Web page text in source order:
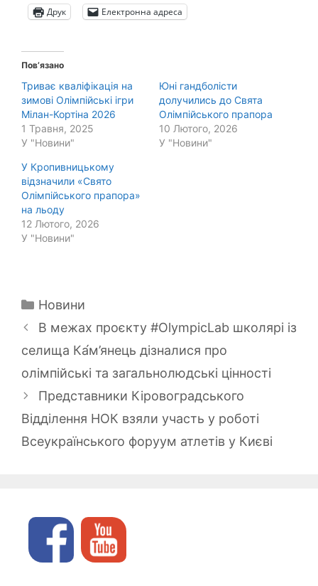
Друк Електронна адреса
Пов’язано
Триває кваліфікація на
зимові Олімпійські ігри
Мілан-Кортіна 2026
1 Травня, 2025
У "Новини"
Юні гандболісти
долучились до Свята
Олімпійського прапора
10 Лютого, 2026
У "Новини"
У Кропивницькому
відзначили «Свято
Олімпійського прапора»
на льоду
12 Лютого, 2026
У "Новини"
Категорії
Новини
В межах проєкту #OlympicLab школярі із
селища Ка́м’янець дізналися про
олімпійські та загальнолюдські цінності
Представники Кіровоградського
Відділення НОК взяли участь у роботі
Всеукраїнського форуум атлетів у Києві